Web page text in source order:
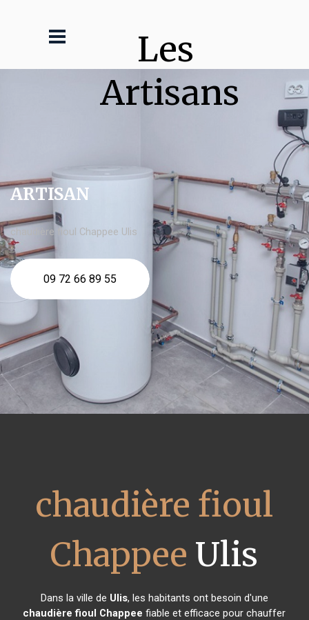
Les
Artisans
ARTISAN
chaudière fioul Chappee Ulis
09 72 66 89 55
chaudière fioul
Chappee Ulis
Dans la ville de Ulis, les habitants ont besoin d'une
chaudière fioul Chappee fiable et efficace pour chauffer